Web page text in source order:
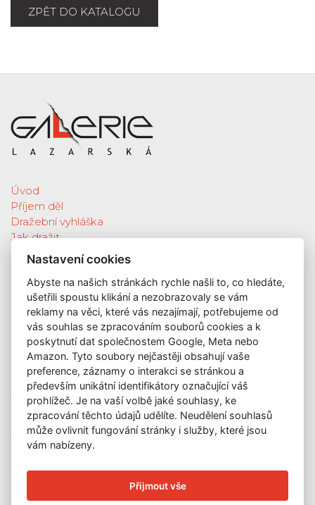
ZPĚT DO KATALOGU
Úvod
Příjem děl
Dražební vyhláška
Jak dražit
Galerie
Katalog vydražených děl
O nás
GDPR
Kontakt
KONTAKT
GALERIE LAZARSKÁ
Lazarská 7
110 00 Praha 1
E-mail:
info@galerielazarska.cz
Telefon:
+420 222 523 739
OTEVÍRACÍ DOBA
Nastavení cookies
Abyste na našich stránkách rychle našli to, co hledáte,
ušetřili spoustu klikání a nezobrazovaly se vám
reklamy na věci, které vás nezajímají, potřebujeme od
vás souhlas se zpracováním souborů cookies a k
poskytnutí dat společnostem Google, Meta nebo
Amazon. Tyto soubory nejčastěji obsahují vaše
preference, záznamy o interakci se stránkou a
především unikátní identifikátory označující váš
prohlížeč. Je na vaší volbě jaké souhlasy, ke
zpracování těchto údajů udělíte. Neudělení souhlasů
může ovlivnit fungování stránky i služby, které jsou
vám nabízeny.
Přijmout vše